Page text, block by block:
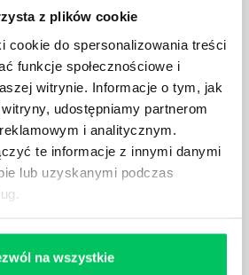
z plików cookie
cookie do spersonalizowania treści
funkcje społecznościowe i
witrynie. Informacje o tym, jak
udostępniamy partnerom
i analitycznym.
te informacje z innymi danymi
lub uzyskanymi podczas
na wszystkie
JAKOŚCI WYROBÓW
rozwojem dzisiejszego
jest coraz więcej reguł,
poprawić poszczególne
Dzięki nim wszystkie firmy
zasad, których
do ujednolicenia jakości
do klientów.